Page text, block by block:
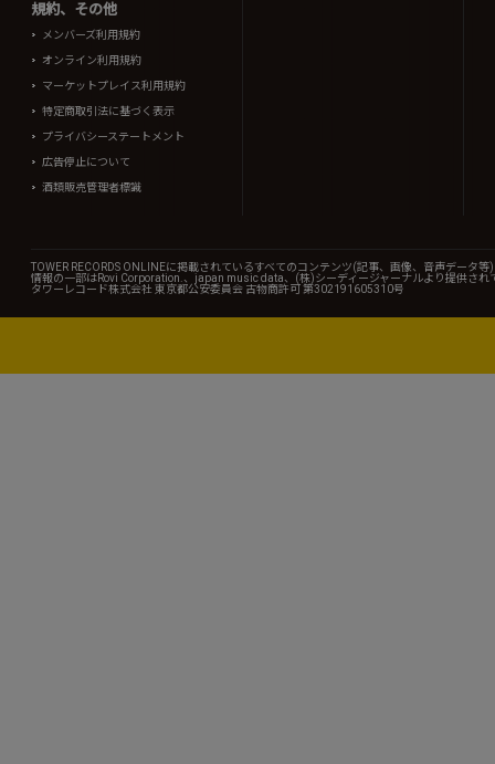
規約、その他
メンバーズ利用規約
オンライン利用規約
マーケットプレイス利用規約
特定商取引法に基づく表示
プライバシーステートメント
広告停止について
酒類販売管理者標識
TOWER RECORDS ONLINEに掲載されているすべてのコンテンツ(記事、画像、音声データ
情報の一部はRovi Corporation.、japan music data、(株)シーディージャーナルより提供され
タワーレコード株式会社 東京都公安委員会 古物商許可 第302191605310号